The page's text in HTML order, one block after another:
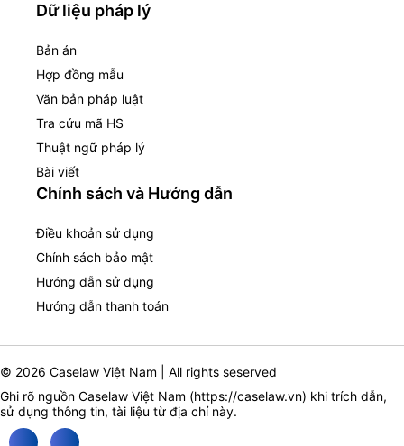
Dữ liệu pháp lý
Bản án
Hợp đồng mẫu
Văn bản pháp luật
Tra cứu mã HS
Thuật ngữ pháp lý
Bài viết
Chính sách và Hướng dẫn
Điều khoản sử dụng
Chính sách bảo mật
Hướng dẫn sử dụng
Hướng dẫn thanh toán
© 2026 Caselaw Việt Nam | All rights seserved
Ghi rõ nguồn Caselaw Việt Nam (https://caselaw.vn) khi trích dẫn,
sử dụng thông tin, tài liệu từ địa chỉ này.